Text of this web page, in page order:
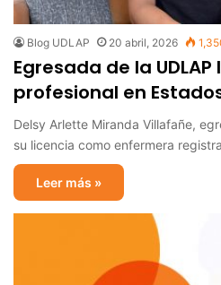
Blog UDLAP 20 abril, 2026
Egresada de la
profesional en
Delsy Arlette Miranda Villafañe,
su licencia como enfermera
Leer más »